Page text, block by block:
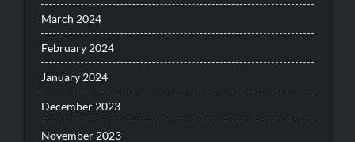
March 2024
February 2024
January 2024
December 2023
November 2023